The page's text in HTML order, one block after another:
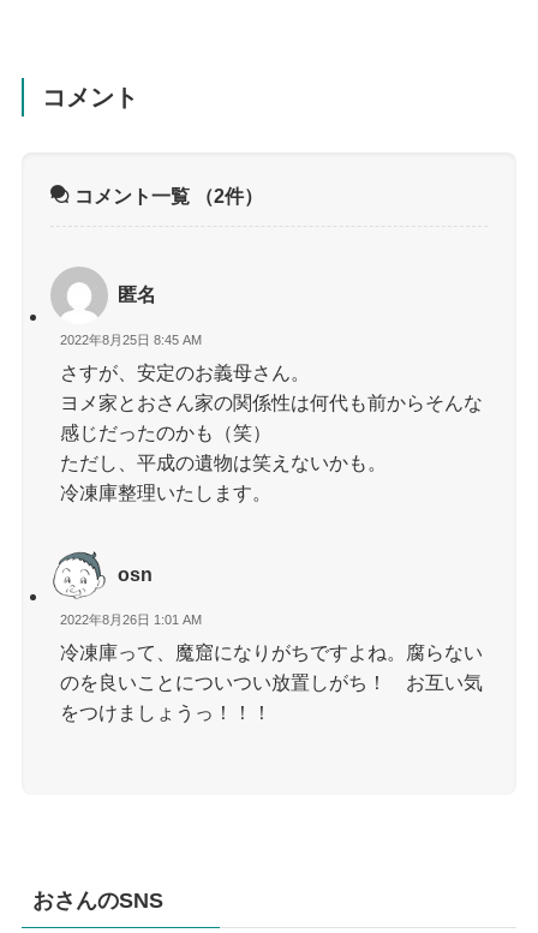
コメント
コメント一覧 （2件）
匿名
2022年8月25日 8:45 AM
さすが、安定のお義母さん。
ヨメ家とおさん家の関係性は何代も前からそんな
感じだったのかも（笑）
ただし、平成の遺物は笑えないかも。
冷凍庫整理いたします。
osn
2022年8月26日 1:01 AM
冷凍庫って、魔窟になりがちですよね。腐らない
のを良いことについつい放置しがち！ お互い気
をつけましょうっ！！！
おさんのSNS